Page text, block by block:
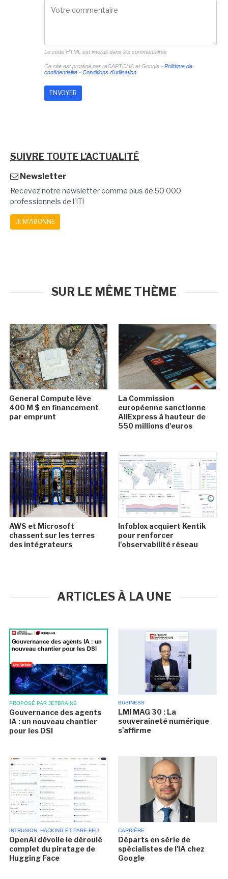
Le code HTML est interdit dans les commentaires
Ce site est protégé par reCAPTCHA et Google - Politique de
confidentialité- Conditions d'utilisation
SUIVRE TOUTE L'ACTUALITÉ
Newsletter
Recevez notre newsletter comme plus de 50 000
professionnels de l'IT!
JE M'ABONNE
SUR LE MÊME THÈME
General Compute lève
400 M $ en financement
par emprunt
La Commission
européenne sanctionne
AliExpress à hauteur de
550 millions d'euros
AWS et Microsoft
chassent sur les terres
des intégrateurs
Infoblox acquiert Kentik
pour renforcer
l'observabilité réseau
ARTICLES À LA UNE
PROPOSÉ PAR JETBRAINS
Gouvernance des agents
IA : un nouveau chantier
pour les DSI
BUSINESS
LMI MAG 30 : La
souveraineté numérique
s'affirme
INTRUSION, HACKING ET PARE-FEU
OpenAI dévoile le déroulé
complet du piratage de
Hugging Face
CARRIÈRE
Départs en série de
spécialistes de l'IA chez
Google